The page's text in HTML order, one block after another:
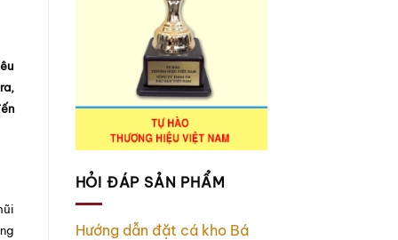
HỎI ĐÁP SẢN PHẨM
Hướng dẫn đặt cá kho Bá